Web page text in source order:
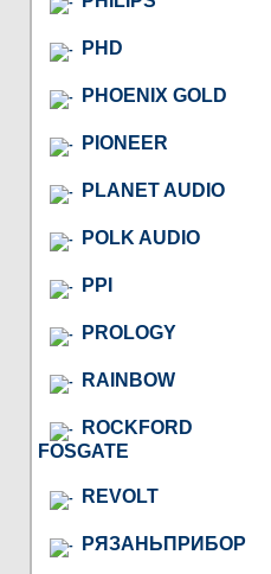
PHD
PHOENIX GOLD
PIONEER
PLANET AUDIO
POLK AUDIO
PPI
PROLOGY
RAINBOW
ROCKFORD
FOSGATE
REVOLT
РЯЗАНЬПРИБОР